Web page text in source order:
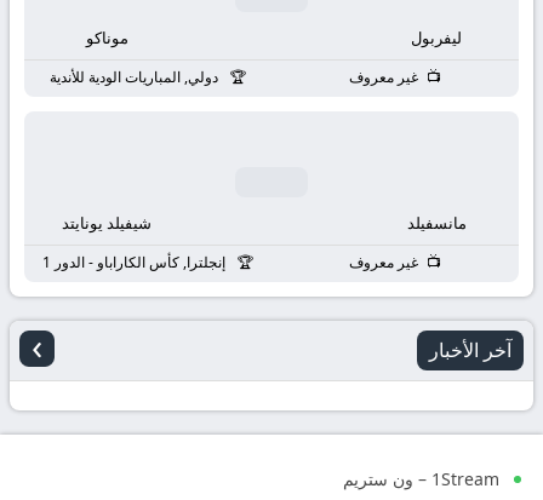
ليفربول موناكو
غير معروف دولي, المباريات الودية للأندية
مانسفيلد شيفيلد يونايتد
غير معروف إنجلترا, كأس الكاراباو - الدور 1
آخر الأخبار ›
1Stream – ون ستريم